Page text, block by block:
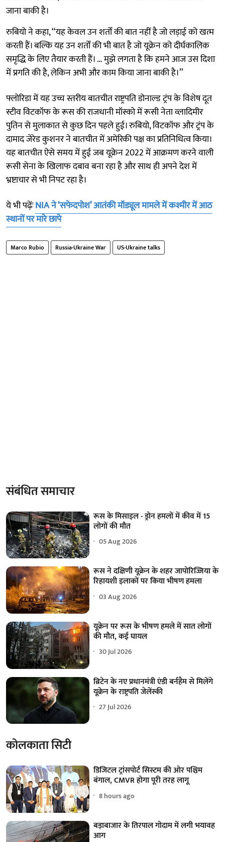
जाना बाकी है।
रुबियो ने कहा, ‘‘यह केवल उन शर्तों की बात नहीं है जो लड़ाई को खत्म
करती हैं। बल्कि यह उन शर्तों की भी बात है जो यूक्रेन को दीर्घकालिक
समृद्धि के लिए तैयार करती हैं। … मुझे लगता है कि हमने आज उस दिशा
में प्रगति की है, लेकिन अभी और काम किया जाना बाकी है।’’
फ्लोरिडा में यह उच्च स्तरीय बातचीत राष्ट्रपति डोनाल्ड ट्रंप के विशेष दूत
स्टीव विटकॉफ के रूस की राजधानी मॉस्को में रूसी नेता व्लादिमीर
पुतिन से मुलाकात से कुछ दिन पहले हुई। रुबियो, विटकॉफ और ट्रंप के
दामाद जेरेड कुशनर ने बातचीत में अमेरिकी पक्ष का प्रतिनिधित्व किया।
यह बातचीत ऐसे समय में हुई जब यूक्रेन 2022 में आक्रमण करने वाली
रूसी सेना के खिलाफ दबाव बना रहा है और साथ ही अपने देश में
भ्रष्टाचार से भी निपट रहा है।
ये भी पढ़ेंःNIA ने ‘सफेदपोश’ आतंकी मॉड्यूल मामले में कश्मीर में आठ
स्थानों पर मारे छापे
Marco Rubio Russia-Ukraine War US-Ukraine talks
संबंधित समाचार
रूस के मिसाइल - ड्रोन हमलों में कीव में 15
लोगों की मौत
05 Aug 2026
रूस ने दक्षिणी यूक्रेन के शहर जापोरिज्जिया के
रिहायशी इलाकों पर किया भीषण हमला
03 Aug 2026
यूक्रेन पर रूस के भीषण हमले में सात लोगों
की मौत, कई घायल
30 Jul 2026
ब्रिटेन के नए प्रधानमंत्री एंडी बर्नहैम से मिलेंगे
यूक्रेन के राष्ट्रपति जेलेंस्की
27 Jul 2026
कोलकाता सिटी
डिजिटल ट्रांसपोर्ट सिस्टम की ओर पश्चिम
बंगाल, CMVR होगा पूरी तरह लागू
8 hours ago
बड़ाबाजार के तिरपाल गोदाम में लगी भयावह
आग